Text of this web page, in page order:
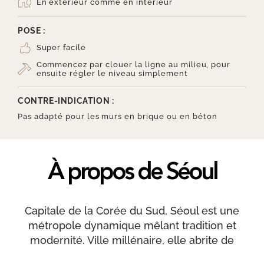
En extérieur comme en intérieur
POSE :
Super facile
Commencez par clouer la ligne au milieu, pour
ensuite régler le niveau simplement
CONTRE-INDICATION :
Pas adapté pour les murs en brique ou en béton
À propos de Séoul
Capitale de la Corée du Sud, Séoul est une
métropole dynamique mêlant tradition et
modernité. Ville millénaire, elle abrite de